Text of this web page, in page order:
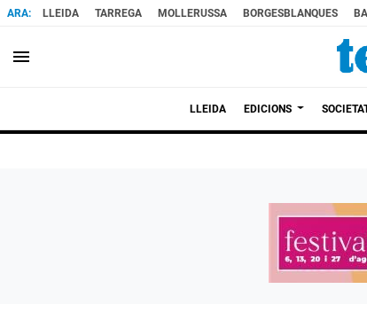
LLEIDA TARREGA MOLLERUSSA BORGESBLANQUES
menu
LLEIDA EDICIONS